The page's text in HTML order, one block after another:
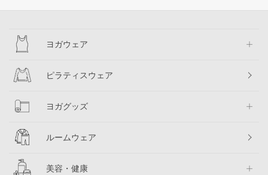
ヨガウェア
ピラティスウェア
ヨガグッズ
ルームウェア
美容・健康